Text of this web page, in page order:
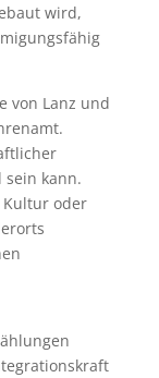
wird,
von Lanz und
kann.
Kultur oder